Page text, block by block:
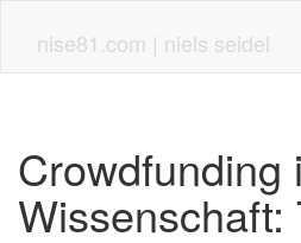
nise81.com | niels seidel
Crowdfunding
Wissenschaft: